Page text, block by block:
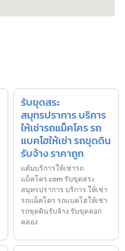
รับขุดสระ
สมุทรปราการ บริการ
ให้เช่ารถแม็คโคร รถ
แบคโฮให้เช่า รถขุดดิน
รับจ้าง ราคาถูก
แต้มบริการให้เช่ารถ
แม็คโคร.com รับขุดสระ
สมุทรปราการ บริการ ให้เช่า
รถแม็คโคร รถแบคโฮให้เช่า
รถขุดดินรับจ้าง รับขุดลอก
คลอง